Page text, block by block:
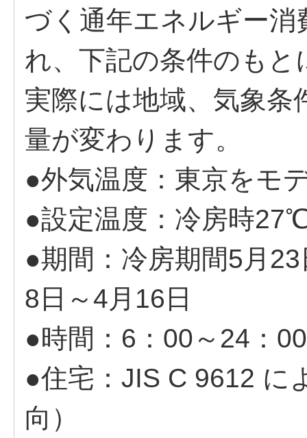
づく通年エネルギー
れ、下記の条件のも
実際には地域、気象条
量が変わります。
●外気温度：東京をモ
●設定温度：冷房時
●期間：冷房期間5月
8日～4月16日
●時間：6：00～24：
●住宅：JIS C 9612 に
向）